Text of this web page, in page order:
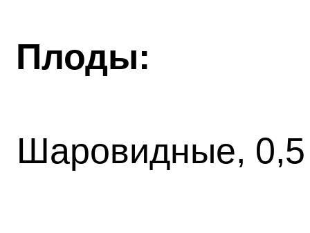
Плоды:
Шаровидные,